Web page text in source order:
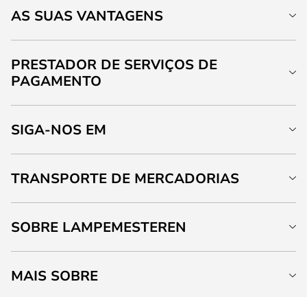
AS SUAS VANTAGENS
PRESTADOR DE SERVIÇOS DE
PAGAMENTO
SIGA-NOS EM
TRANSPORTE DE MERCADORIAS
SOBRE LAMPEMESTEREN
MAIS SOBRE